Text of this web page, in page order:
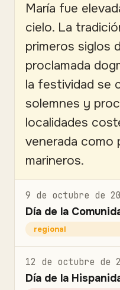
María fue
cielo. La
primeros siglos
proclamada
la festividad se
solemnes y
localidades
venerada como
marineros.
9 de octubre de
Día de la
regional
12 de octubre de
Día de la